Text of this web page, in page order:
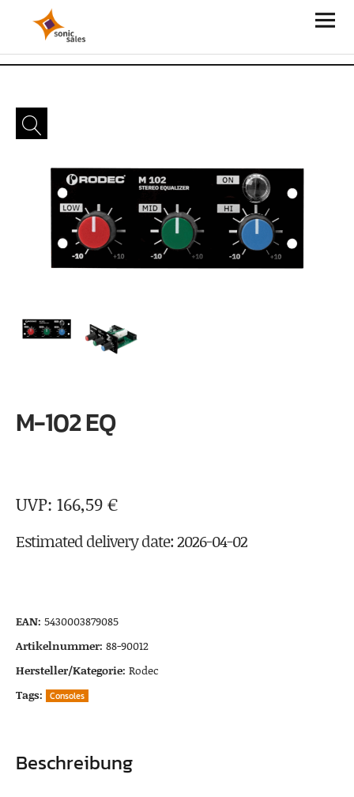
Sonic Sales
M-102 EQ
166,59€
Estimated delivery date: 2026-04-02
EAN: 5430003879085
Artikelnummer: 88-90012
Hersteller/Kategorie: Rodec
Tags:
Consoles
Beschreibung